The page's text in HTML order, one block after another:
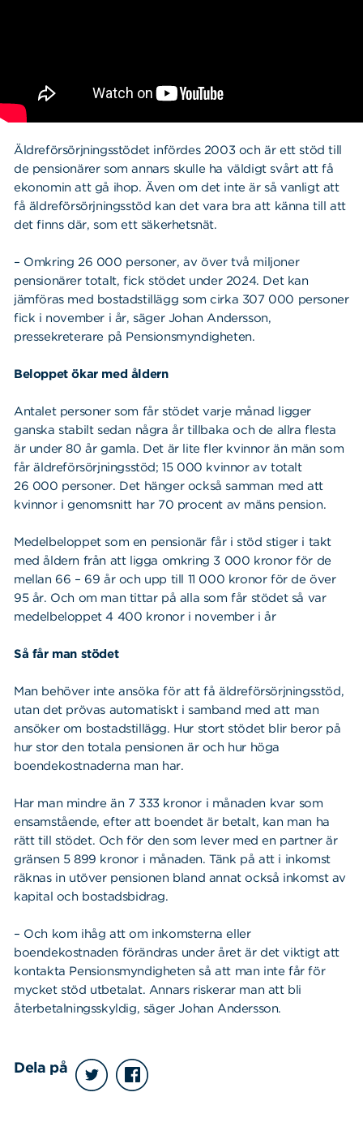
Äldreförsörjningsstödet infördes 2003 och är ett stöd till
de pensionärer som annars skulle ha väldigt svårt att få
ekonomin att gå ihop. Även om det inte är så vanligt att
få äldreförsörjningsstöd kan det vara bra att känna till att
det finns där, som ett säkerhetsnät.
– Omkring 26 000 personer, av över två miljoner
pensionärer totalt, fick stödet under 2024. Det kan
jämföras med bostadstillägg som cirka 307 000 personer
fick i november i år, säger Johan Andersson,
pressekreterare på Pensionsmyndigheten.
Beloppet ökar med åldern
Antalet personer som får stödet varje månad ligger
ganska stabilt sedan några år tillbaka och de allra flesta
är under 80 år gamla. Det är lite fler kvinnor än män som
får äldreförsörjningsstöd; 15 000 kvinnor av totalt
26 000 personer. Det hänger också samman med att
kvinnor i genomsnitt har 70 procent av mäns pension.
Medelbeloppet som en pensionär får i stöd stiger i takt
med åldern från att ligga omkring 3 000 kronor för de
mellan 66 – 69 år och upp till 11 000 kronor för de över
95 år. Och om man tittar på alla som får stödet så var
medelbeloppet 4 400 kronor i november i år
Så får man stödet
Man behöver inte ansöka för att få äldreförsörjningsstöd,
utan det prövas automatiskt i samband med att man
ansöker om bostadstillägg. Hur stort stödet blir beror på
hur stor den totala pensionen är och hur höga
boendekostnaderna man har.
Har man mindre än 7 333 kronor i månaden kvar som
ensamstående, efter att boendet är betalt, kan man ha
rätt till stödet. Och för den som lever med en partner är
gränsen 5 899 kronor i månaden. Tänk på att i inkomst
räknas in utöver pensionen bland annat också inkomst av
kapital och bostadsbidrag.
– Och kom ihåg att om inkomsterna eller
boendekostnaden förändras under året är det viktigt att
kontakta Pensionsmyndigheten så att man inte får för
mycket stöd utbetalat. Annars riskerar man att bli
återbetalningsskyldig, säger Johan Andersson.
Dela på